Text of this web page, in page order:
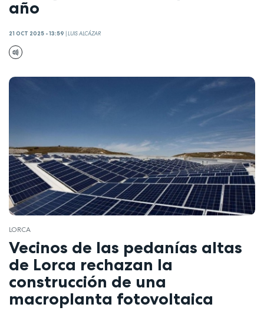
año
21 OCT 2025 - 13:59 LUIS ALCÁZAR
LORCA
Vecinos de las pedanías altas
de Lorca rechazan la
construcción de una
macroplanta fotovoltaica